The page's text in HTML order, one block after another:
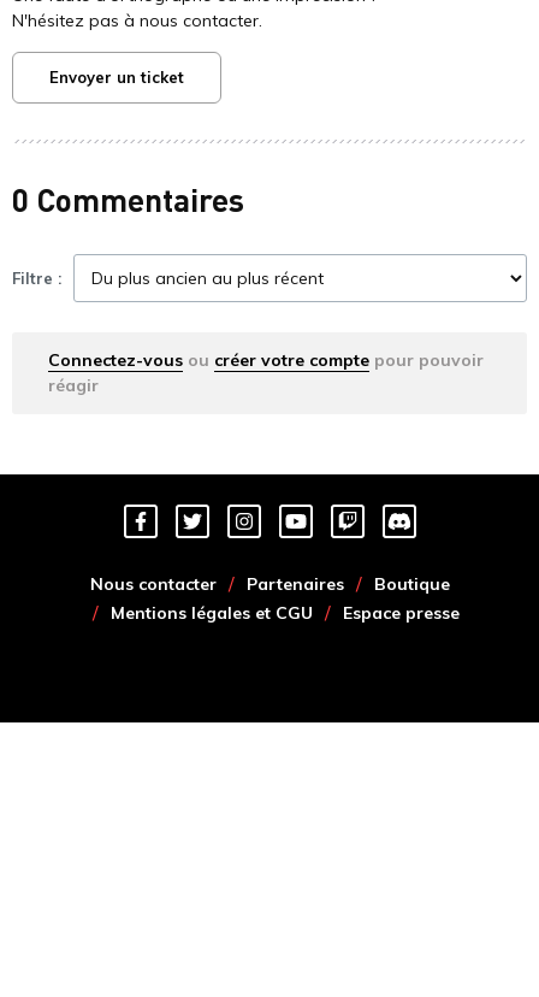
N'hésitez pas à nous contacter.
Envoyer un ticket
0 Commentaires
Filtre :
Connectez-vous ou créer votre compte pour pouvoir
réagir
Nous contacter Partenaires
Boutique
Mentions légales et CGU
Espace presse